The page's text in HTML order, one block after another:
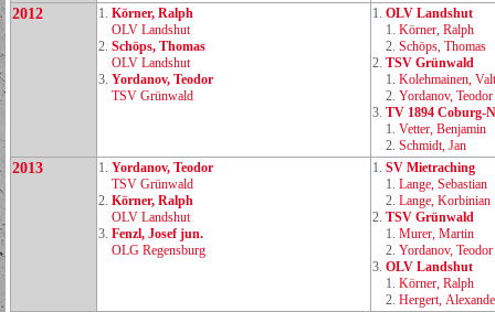
2012 1. Körner, Ralph
OLV Landshut
2. Schöps, Thomas
OLV Landshut
3. Yordanov, Teodor
TSV Grünwald
1. OLV Landshut
1. Körner, Ralph
2. Schöps, Thomas
2. TSV Grünwald
1. Kolehmainen,
2. Yordanov, Teodor
3. TV 1894
1. Vetter, Benjamin
2. Schmidt, Jan
2013 1. Yordanov, Teodor
TSV Grünwald
2. Körner, Ralph
OLV Landshut
3. Fenzl, Josef jun.
OLG Regensburg
1. SV Mietraching
1. Lange, Sebastian
2. Lange, Korbinian
2. TSV Grünwald
1. Murer, Martin
2. Yordanov, Teodor
3. OLV Landshut
1. Körner, Ralph
2. Hergert,